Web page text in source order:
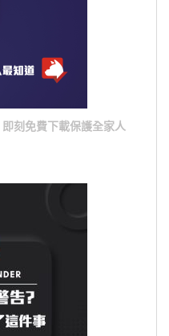
刻免費下載保護全家人